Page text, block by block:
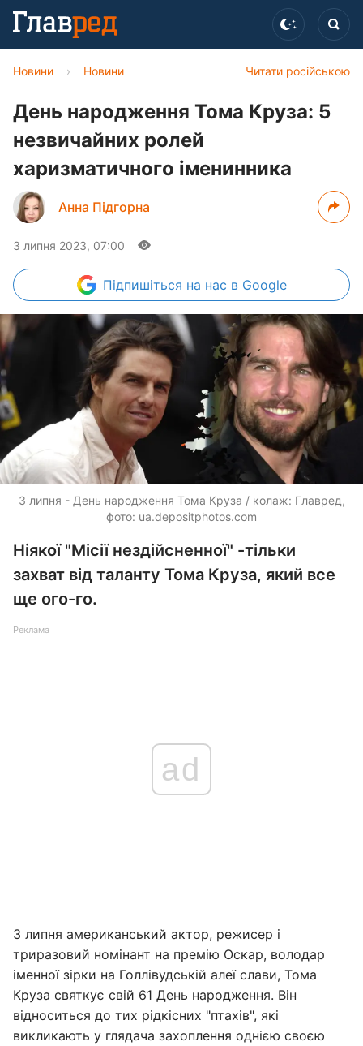
Читати російською
Новини › Новини
День народження Тома Круза: 5
незвичайних ролей
харизматичного іменинника
Анна Підгорна
3 липня 2023, 07:00
Підпишіться на нас в Google
3 липня - День народження Тома Круза / колаж: Главред,
фото: ua.depositphotos.com
Ніякої "Місії нездійсненної" -тільки
захват від таланту Тома Круза, який все
ще ого-го.
Реклама
ad
3 липня американський актор, режисер і
триразовий номінант на премію Оскар, володар
іменної зірки на Голлівудській алеї слави, Тома
Круза святкує свій 61 День народження. Він
відноситься до тих рідкісних "птахів", які
викликають у глядача захоплення однією своєю